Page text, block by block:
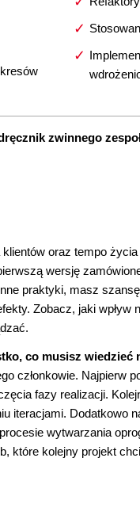
zwinnego
oraz tempo
wersję
praktyki, masz
Zobacz, jaki
co musisz wiedzieć
członkowie.
fazy realizacji.
iteracjami. Dodatkowo
wytwarzania
które kolejny projekt